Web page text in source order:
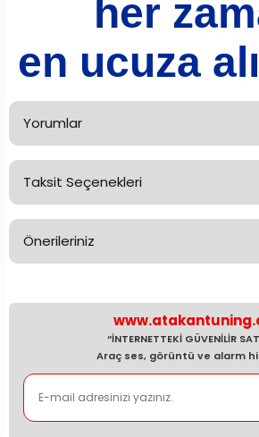
her
en ucuza
Yorumlar
Bu ürüne ilk yorumu siz
Taksit Seçenekleri
Önerileriniz
kullanarak tarafımıza iletebilirsiniz.
Görüş ve önerileriniz için teşekkür ederiz.
Ürün resmi kalitesiz, bozuk veya
Ürün açıklamasında eksik bilgiler
Ürün bilgilerinde hatalar bulunuyor.
“İNTERNETTEKİ GÜVENİLİR
Araç ses, görüntü ve alarm